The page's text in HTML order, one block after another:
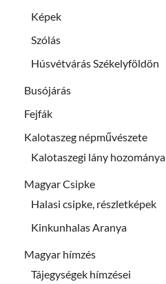
Képek
Szólás
Húsvétvárás Székelyföldön
Busójárás
Fejfák
Kalotaszeg népművészete
Kalotaszegi lány hozománya
Magyar Csipke
Halasi csipke, részletképek
Kinkunhalas Aranya
Magyar hímzés
Tájegységek hímzései